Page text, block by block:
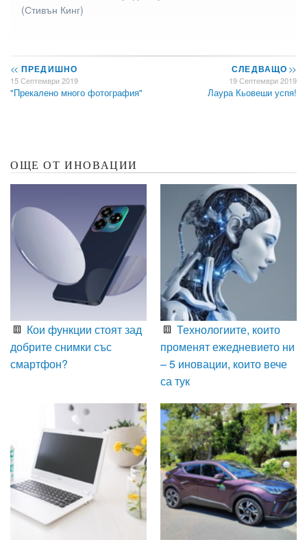
(Стивън Кинг)
<< ПРЕДИШНО
15 Септември 2019
"Прекалено много фотография"
СЛЕДВАЩО>>
19 Септември 2019
Лаура Кьовеши успя!
ОЩЕ ОТ ИНОВАЦИИ
Кои функции стоят зад
добрите снимки със
смартфон?
Технологиите, които
променят ежедневието ни
– 5 иновации, които вече
са тук